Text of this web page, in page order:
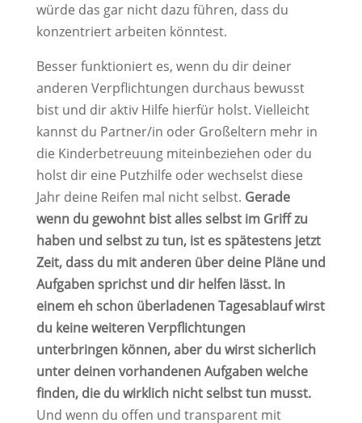
würde das gar nicht dazu führen, dass du
konzentriert arbeiten könntest.
Besser funktioniert es, wenn du dir deiner
anderen Verpflichtungen durchaus bewusst
bist und dir aktiv Hilfe hierfür holst. Vielleicht
kannst du Partner/in oder Großeltern mehr in
die Kinderbetreuung miteinbeziehen oder du
holst dir eine Putzhilfe oder wechselst diese
Jahr deine Reifen mal nicht selbst. Gerade
wenn du gewohnt bist alles selbst im Griff zu
haben und selbst zu tun, ist es spätestens jetzt
Zeit, dass du mit anderen über deine Pläne und
Aufgaben sprichst und dir helfen lässt. In
einem eh schon überladenen Tagesablauf wirst
du keine weiteren Verpflichtungen
unterbringen können, aber du wirst sicherlich
unter deinen vorhandenen Aufgaben welche
finden, die du wirklich nicht selbst tun musst.
Und wenn du offen und transparent mit